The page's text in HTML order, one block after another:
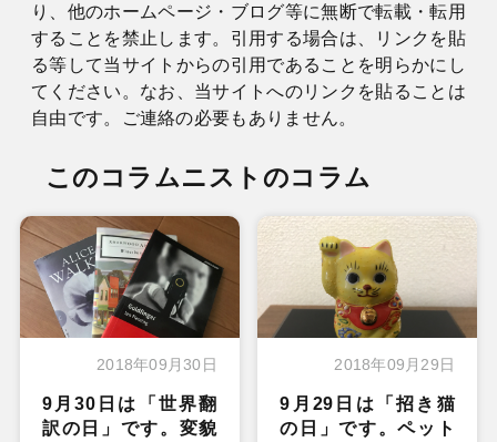
り、他のホームページ・ブログ等に無断で転載・転用
することを禁止します。引用する場合は、リンクを貼
る等して当サイトからの引用であることを明らかにし
てください。なお、当サイトへのリンクを貼ることは
自由です。ご連絡の必要もありません。
このコラムニストのコラム
2018年09月30日
9月30日は「世界翻
訳の日」です。変貌
2018年09月29日
9月29日は「招き猫
の日」です。ペット